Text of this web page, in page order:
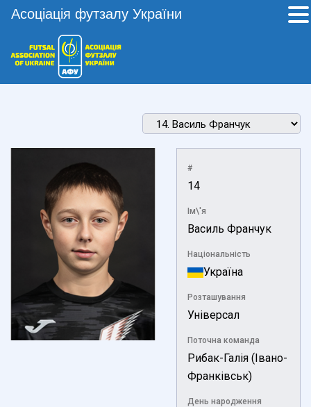
#
14
Ім\'я
Василь Франчук
Національність
Україна
Розташування
Універсал
Поточна команда
Рибак-Галія (Івано-
Франківськ)
День народження
Асоціація футзалу України